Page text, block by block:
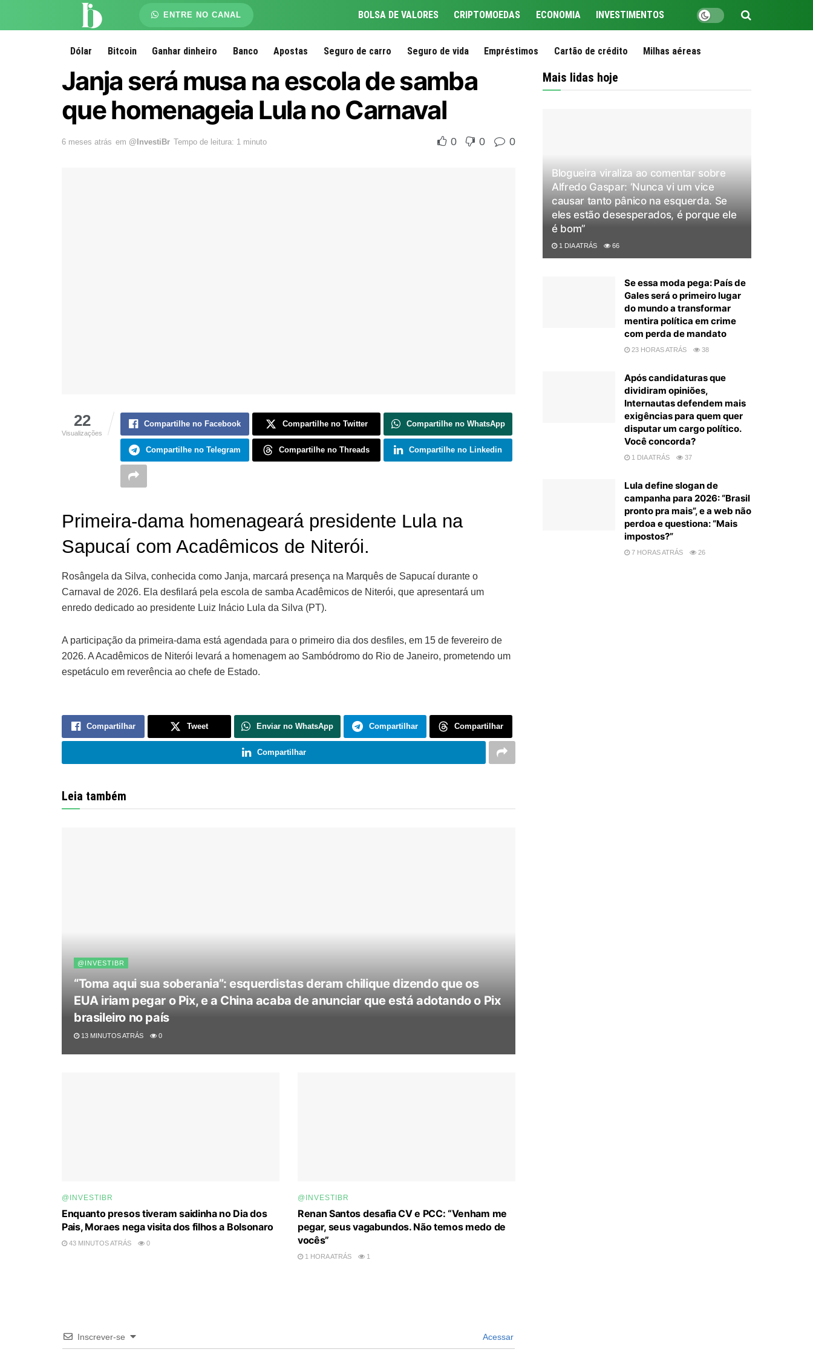
ENTRE NO CANAL BOLSA DE VALORES CRIPTOMOEDAS ECONOMIA INVESTIMENTOS
Dólar Bitcoin Ganhar dinheiro Banco Apostas Seguro de carro Seguro de vida Empréstimos Cartão de crédito Milhas aéreas
Janja será musa na escola de samba
que homenageia Lula no Carnaval
6 meses atrás em @InvestiBr Tempo de leitura: 1 minuto 0 0 0
22
Visualizações
Compartilhe no Facebook Compartilhe no Twitter Compartilhe no WhatsApp
Compartilhe no Telegram Compartilhe no Threads Compartilhe no Linkedin
Primeira-dama homenageará presidente Lula na
Sapucaí com Acadêmicos de Niterói.
Rosângela da Silva, conhecida como Janja, marcará presença na Marquês de Sapucaí durante o
Carnaval de 2026. Ela desfilará pela escola de samba Acadêmicos de Niterói, que apresentará um
enredo dedicado ao presidente Luiz Inácio Lula da Silva (PT).
A participação da primeira-dama está agendada para o primeiro dia dos desfiles, em 15 de fevereiro de
2026. A Acadêmicos de Niterói levará a homenagem ao Sambódromo do Rio de Janeiro, prometendo um
espetáculo em reverência ao chefe de Estado.
Compartilhar Tweet Enviar no WhatsApp Compartilhar Compartilhar
Compartilhar
Leia também
@INVESTIBR
“Toma aqui sua soberania”: esquerdistas deram chilique dizendo que os
EUA iriam pegar o Pix, e a China acaba de anunciar que está adotando o Pix
brasileiro no país
13 MINUTOS ATRÁS 0
@INVESTIBR
Enquanto presos tiveram saidinha no Dia dos
Pais, Moraes nega visita dos filhos a Bolsonaro
43 MINUTOS ATRÁS 0
@INVESTIBR
Renan Santos desafia CV e PCC: “Venham me
pegar, seus vagabundos. Não temos medo de
vocês”
1 HORA ATRÁS 1
Inscrever-se Acessar
Mais lidas hoje
Blogueira viraliza ao comentar sobre
Alfredo Gaspar: ‘Nunca vi um vice
causar tanto pânico na esquerda. Se
eles estão desesperados, é porque ele
é bom”
1 DIA ATRÁS 66
Se essa moda pega: País de
Gales será o primeiro lugar
do mundo a transformar
mentira política em crime
com perda de mandato
23 HORAS ATRÁS 38
Após candidaturas que
dividiram opiniões,
Internautas defendem mais
exigências para quem quer
disputar um cargo político.
Você concorda?
1 DIA ATRÁS 37
Lula define slogan de
campanha para 2026: “Brasil
pronto pra mais”, e a web não
perdoa e questiona: “Mais
impostos?”
7 HORAS ATRÁS 26